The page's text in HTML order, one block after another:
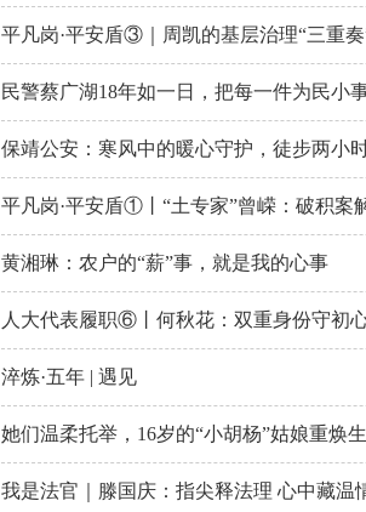
平凡岗·平安盾③｜周凯的基层治理“三重
民警蔡广湖18年如一日，把每一件为民小
保靖公安：寒风中的暖心守护，徒步两小
平凡岗·平安盾①丨“土专家”曾嵘：破积案
黄湘琳：农户的“薪”事，就是我的心事
人大代表履职⑥丨何秋花：双重身份守初
淬炼·五年 | 遇见
她们温柔托举，16岁的“小胡杨”姑娘重焕生
我是法官｜滕国庆：指尖释法理 心中藏温